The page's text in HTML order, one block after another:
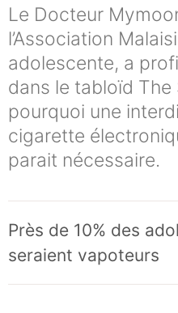
Le Docteur
l’Association
adolescente, a
dans le tabloïd
pourquoi une
cigarette
parait nécessaire.
Près de 10% des
seraient vapoteurs